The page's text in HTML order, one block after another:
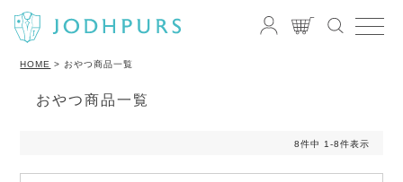
HOME おやつ商品一覧
おやつ商品一覧
8件中 1 -8件表示